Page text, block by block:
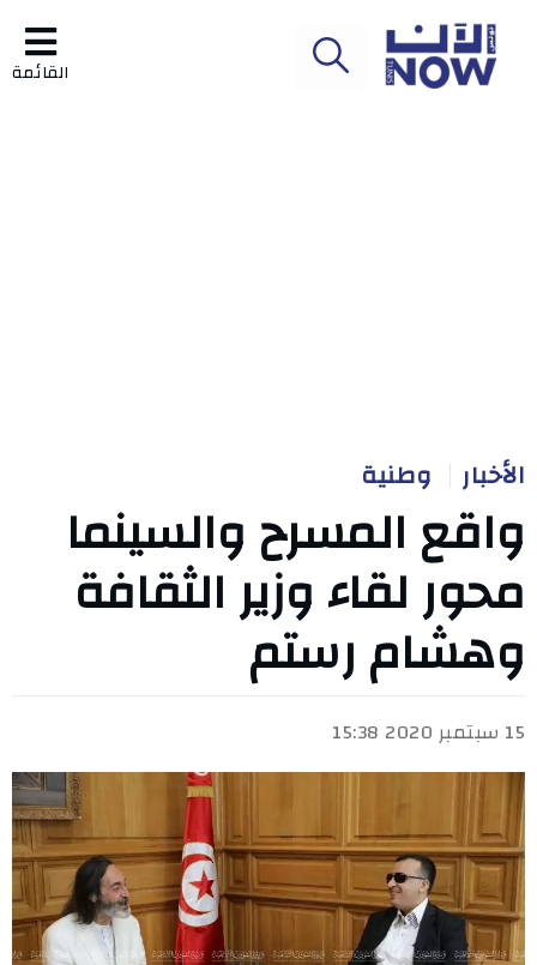
القائمة
الأخبار وطنية
واقع المسرح والسينما
محور لقاء وزير الثقافة
وهشام رستم
15 سبتمبر 2020 15:38